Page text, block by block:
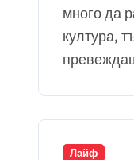
много да
култура,
Лайф